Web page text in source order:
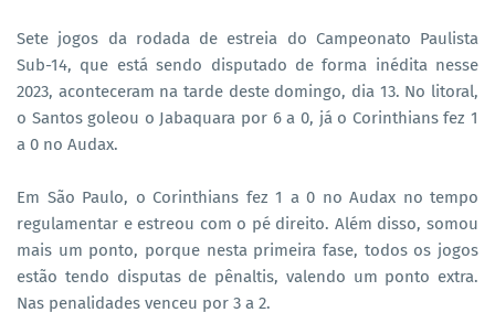
Sete jogos da rodada de estreia do Campeonato Paulista
Sub-14, que está sendo disputado de forma inédita nesse
2023, aconteceram na tarde deste domingo, dia 13. No litoral,
o Santos goleou o Jabaquara por 6 a 0, já o Corinthians fez 1
a 0 no Audax.
Em São Paulo, o Corinthians fez 1 a 0 no Audax no tempo
regulamentar e estreou com o pé direito. Além disso, somou
mais um ponto, porque nesta primeira fase, todos os jogos
estão tendo disputas de pênaltis, valendo um ponto extra.
Nas penalidades venceu por 3 a 2.